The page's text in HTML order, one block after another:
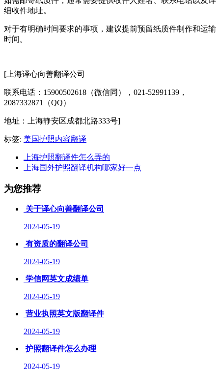
细收件地址。
对于有明确时间要求的事项，建议提前预留纸质件制作和运输
时间。
[上海译心向善翻译公司
联系电话：15900502618（微信同），021-52991139，
2087332871（QQ）
地址：上海静安区成都北路333号]
标签: 美国护照内容翻译
上海护照翻译件怎么弄的
上海国外护照翻译机构哪家好一点
为您推荐
关于译心向善翻译公司
2024-05-19
有资质的翻译公司
2024-05-19
学信网英文成绩单
2024-05-19
营业执照英文版翻译件
2024-05-19
护照翻译件怎么办理
2024-05-19